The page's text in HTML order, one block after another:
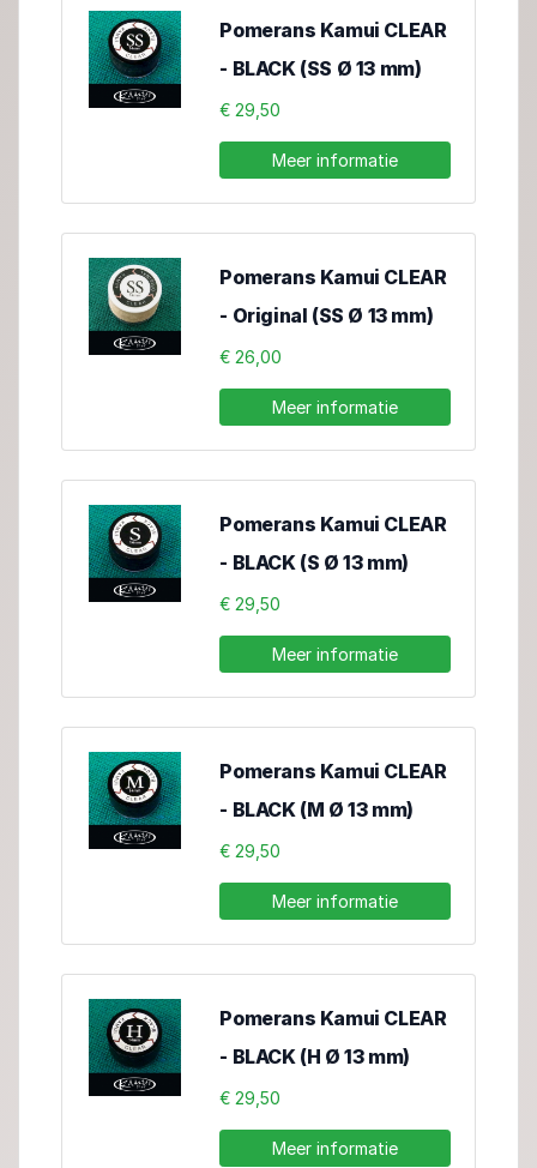
Pomerans Kamui CLEAR
- BLACK (SS Ø 13 mm)
€ 29,50
Meer informatie
Pomerans Kamui CLEAR
- Original (SS Ø 13 mm)
€ 26,00
Meer informatie
Pomerans Kamui CLEAR
- BLACK (S Ø 13 mm)
€ 29,50
Meer informatie
Pomerans Kamui CLEAR
- BLACK (M Ø 13 mm)
€ 29,50
Meer informatie
Pomerans Kamui CLEAR
- BLACK (H Ø 13 mm)
€ 29,50
Meer informatie